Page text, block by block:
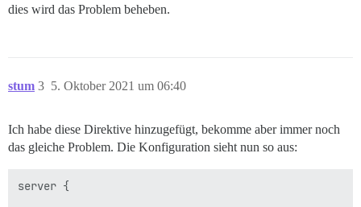
dies wird das Problem beheben.
stum 5. Oktober 2021 um 06:40
3
Ich habe diese Direktive hinzugefügt, bekomme aber immer noch
das gleiche Problem. Die Konfiguration sieht nun so aus:
server {